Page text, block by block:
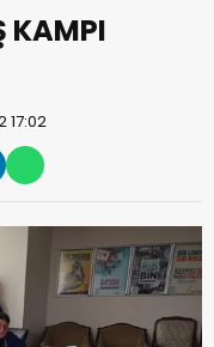
KAMPI
17:02